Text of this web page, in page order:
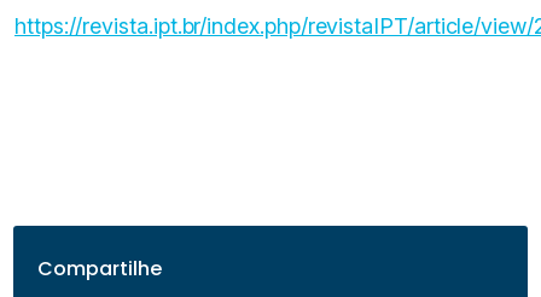
https://revista.ipt.br/index.php/revistaIPT/article/view/
Compartilhe